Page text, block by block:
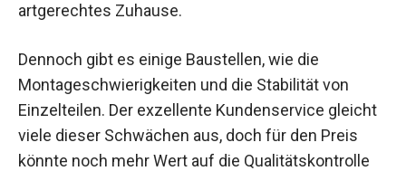
artgerechtes Zuhause.
Dennoch gibt es einige Baustellen, wie die
Montageschwierigkeiten und die Stabilität von
Einzelteilen. Der exzellente Kundenservice gleicht
viele dieser Schwächen aus, doch für den Preis
könnte noch mehr Wert auf die Qualitätskontrolle